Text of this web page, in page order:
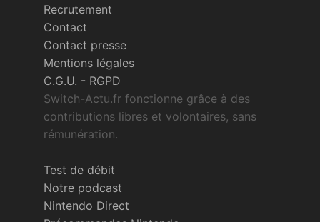
Recrutement
Contact
Contact presse
Mentions légales
C.G.U. - RGPD
Switch-Actu.fr fonctionne grâce à des
contributions libres et volontaires, sans
rémunération.
Test de débit
Notre podcast
Nintendo Direct